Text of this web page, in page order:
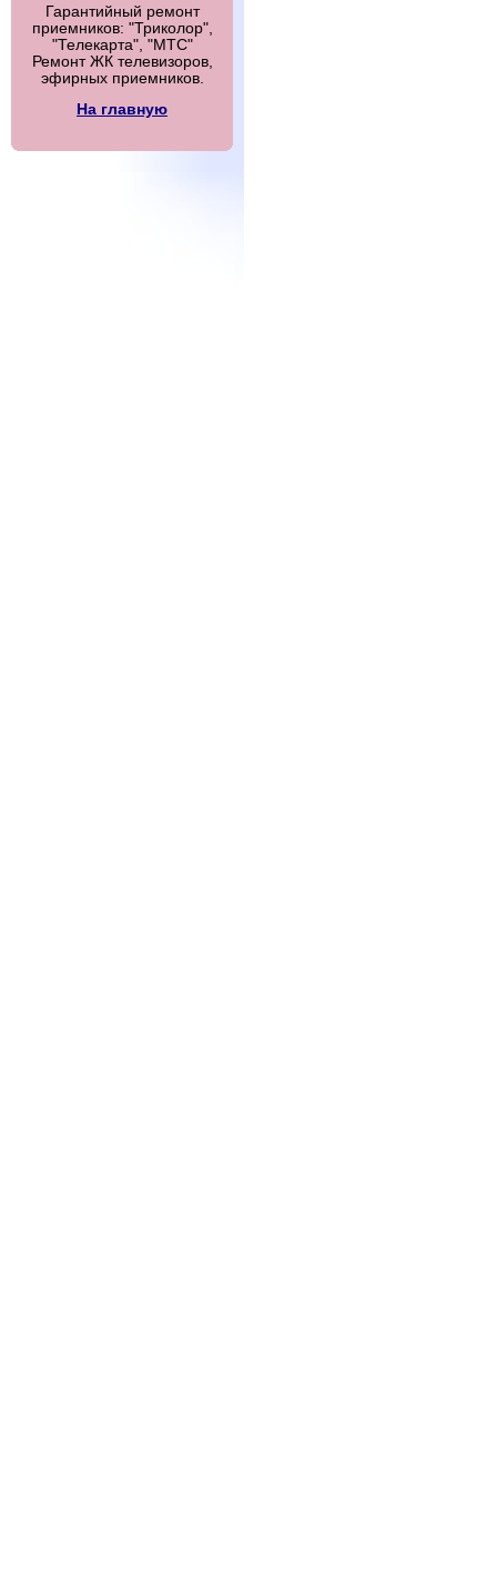
Гарантийный ремонт
приемников: "Триколор",
"Телекарта", "МТС"
Ремонт ЖК телевизоров,
эфирных приемников.
На главную